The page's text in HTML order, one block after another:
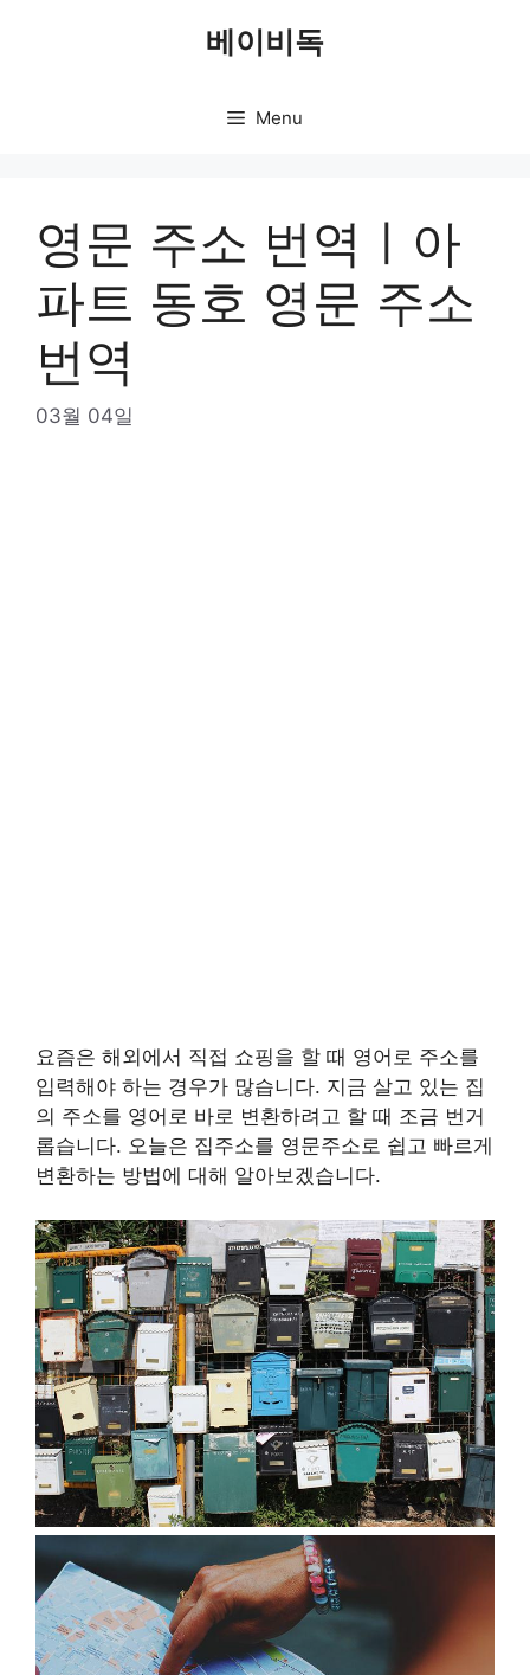
베이비독
Menu
영문 주소 번역ㅣ아
파트 동호 영문 주소
번역
03월 04일
요즘은 해외에서 직접 쇼핑을 할 때 영어로 주소를
입력해야 하는 경우가 많습니다. 지금 살고 있는 집
의 주소를 영어로 바로 변환하려고 할 때 조금 번거
롭습니다. 오늘은 집주소를 영문주소로 쉽고 빠르게
변환하는 방법에 대해 알아보겠습니다.